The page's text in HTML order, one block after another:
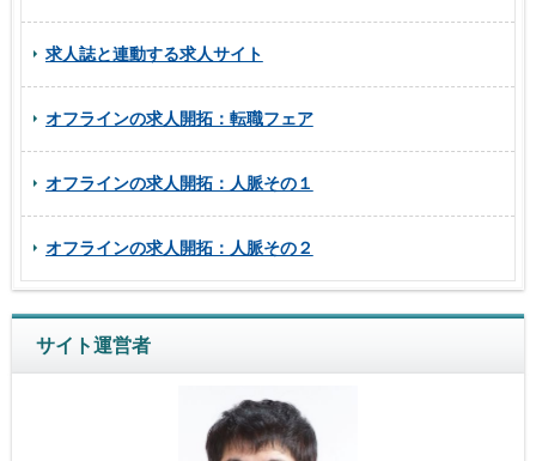
求人誌と連動する求人サイト
オフラインの求人開拓：転職フェア
オフラインの求人開拓：人脈その１
オフラインの求人開拓：人脈その２
サイト運営者